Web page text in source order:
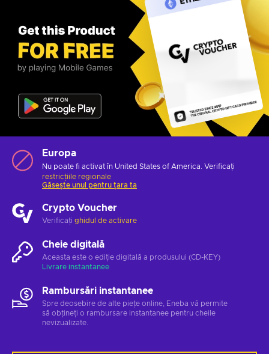
Europa
Nu poate fi activat în United States of America. Verificați
restricțiile regionale
Găsește unul pentru țara ta
Crypto Voucher
Verificați ghidul de activare
Cheie digitală
Aceasta este o ediție digitală a produsului (CD-KEY)
Livrare instantanee
Rambursări instantanee
Spre deosebire de alte piețe online, Eneba vă permite
să obțineți o rambursare instantanee pentru cheile
nevizualizate.